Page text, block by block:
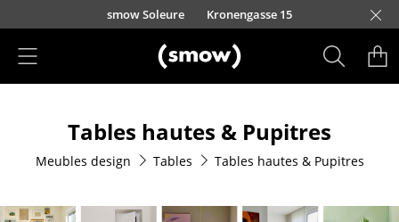
Accéder directement au contenu
smow Soleure Kronengasse 15
Chaises de cuisine & salle à manger
Canapés
Tables hautes & Pupitres
Meubles design Tables Tables hautes & Pupitres